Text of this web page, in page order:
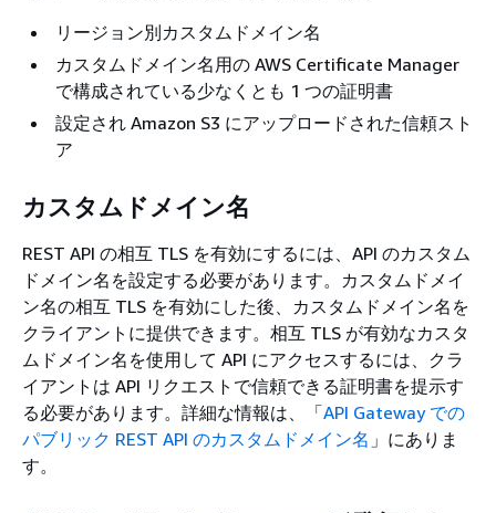
リージョン別カスタムドメイン名
カスタムドメイン名用の AWS Certificate Manager
で構成されている少なくとも 1 つの証明書
設定され Amazon S3 にアップロードされた信頼スト
ア
カスタムドメイン名
REST API の相互 TLS を有効にするには、API のカスタム
ドメイン名を設定する必要があります。カスタムドメイ
ン名の相互 TLS を有効にした後、カスタムドメイン名を
クライアントに提供できます。相互 TLS が有効なカスタ
ムドメイン名を使用して API にアクセスするには、クラ
イアントは API リクエストで信頼できる証明書を提示す
る必要があります。詳細な情報は、「API Gateway での
パブリック REST API のカスタムドメイン名 」にありま
す。